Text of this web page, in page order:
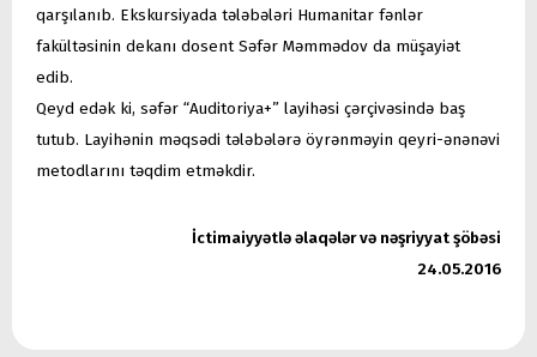
qarşılanıb. Ekskursiyada tələbələri Humanitar fənlər
fakültəsinin dekanı dosent Səfər Məmmədov da müşayiət
edib.
Qeyd edək ki, səfər “Auditoriya+” layihəsi çərçivəsində baş
tutub. Layihənin məqsədi tələbələrə öyrənməyin qeyri-ənənəvi
metodlarını təqdim etməkdir.
İctimaiyyətlə əlaqələr və nəşriyyat şöbəsi
24.05.2016